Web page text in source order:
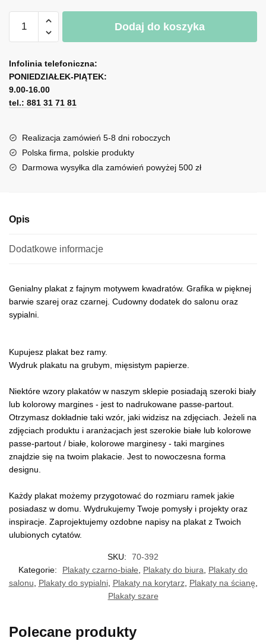
Plakat
Czworokąt
z
marmurku
Dodaj do koszyka
l
t
e
r
a
t
i
Infolinia telefoniczna:
PONIEDZIAŁEK-PIĄTEK:
9.00-16.00
tel.: 881 31 71 81
Realizacja zamówień 5-8 dni roboczych
Polska firma, polskie produkty
Darmowa wysyłka dla zamówień powyżej 500 zł
Opis
Dodatkowe informacje
Genialny plakat z fajnym motywem kwadratów. Grafika w pięknej
barwie szarej oraz czarnej. Cudowny dodatek do salonu oraz
sypialni.
Kupujesz plakat bez ramy.
Wydruk plakatu na grubym, mięsistym papierze.
Niektóre wzory plakatów w naszym sklepie posiadają szeroki biały
lub kolorowy margines - jest to nadrukowane passe-partout.
Otrzymasz dokładnie taki wzór, jaki widzisz na zdjęciach. Jeżeli na
zdjęciach produktu i aranżacjach jest szerokie białe lub kolorowe
passe-partout / białe, kolorowe marginesy - taki margines
znajdzie się na twoim plakacie. Jest to nowoczesna forma
designu.
Każdy plakat możemy przygotować do rozmiaru ramek jakie
posiadasz w domu. Wydrukujemy Twoje pomysły i projekty oraz
inspiracje. Zaprojektujemy ozdobne napisy na plakat z Twoich
ulubionych cytatów.
SKU:
70-392
Kategorie:
Plakaty czarno-białe, Plakaty do biura, Plakaty do
salonu, Plakaty do sypialni, Plakaty na korytarz, Plakaty na ścianę,
Plakaty szare
Polecane produkty